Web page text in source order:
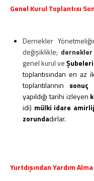
Genel Kurul Toplantısı
Dernekler
değişiklikle; dernekler
genel kurul ve
toplantısından en az
toplantılarının
yapıldığı tarihi izleyen
idi) mülki idare
zorundadırlar.
Yurtdışından Yardım Alma